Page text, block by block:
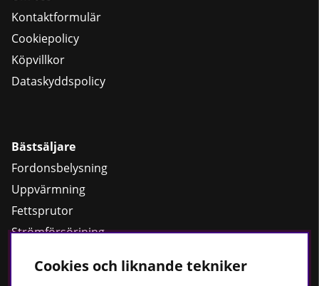
Kontaktformulär
Cookiepolicy
Köpvillkor
Dataskyddspolicy
Bästsäljare
Fordonsbelysning
Uppvärmning
Fettsprutor
Strömförsörjning
Rotationslasrar
Cookies och liknande tekniker